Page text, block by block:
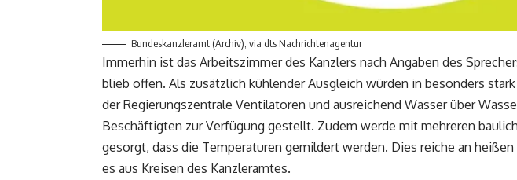
Bundeskanzleramt (Archiv), via dts Nachrichtenagentur
Immerhin ist das Arbeitszimmer des Kanzlers nach Angaben des
blieb offen. Als zusätzlich kühlender Ausgleich würden in besonders
der Regierungszentrale Ventilatoren und ausreichend Wasser über
Beschäftigten zur Verfügung gestellt. Zudem werde mit mehreren
gesorgt, dass die Temperaturen gemildert werden. Dies reiche an
es aus Kreisen des Kanzleramtes.